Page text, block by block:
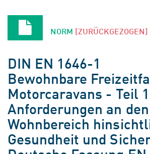
NORM [ZURÜCKGEZOGEN]
DIN EN 1646-1
Bewohnbare
Motorcaravans - Teil
Anforderungen an den
Wohnbereich
Gesundheit und